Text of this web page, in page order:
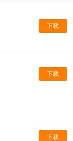
下载
下载
下载